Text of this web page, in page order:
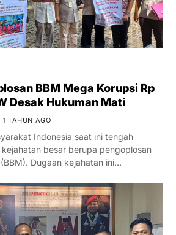
BBM Mega Korupsi Rp
Desak Hukuman Mati
1 TAHUN AGO
Indonesia saat ini tengah
besar berupa pengoplosan
Dugaan kejahatan ini…